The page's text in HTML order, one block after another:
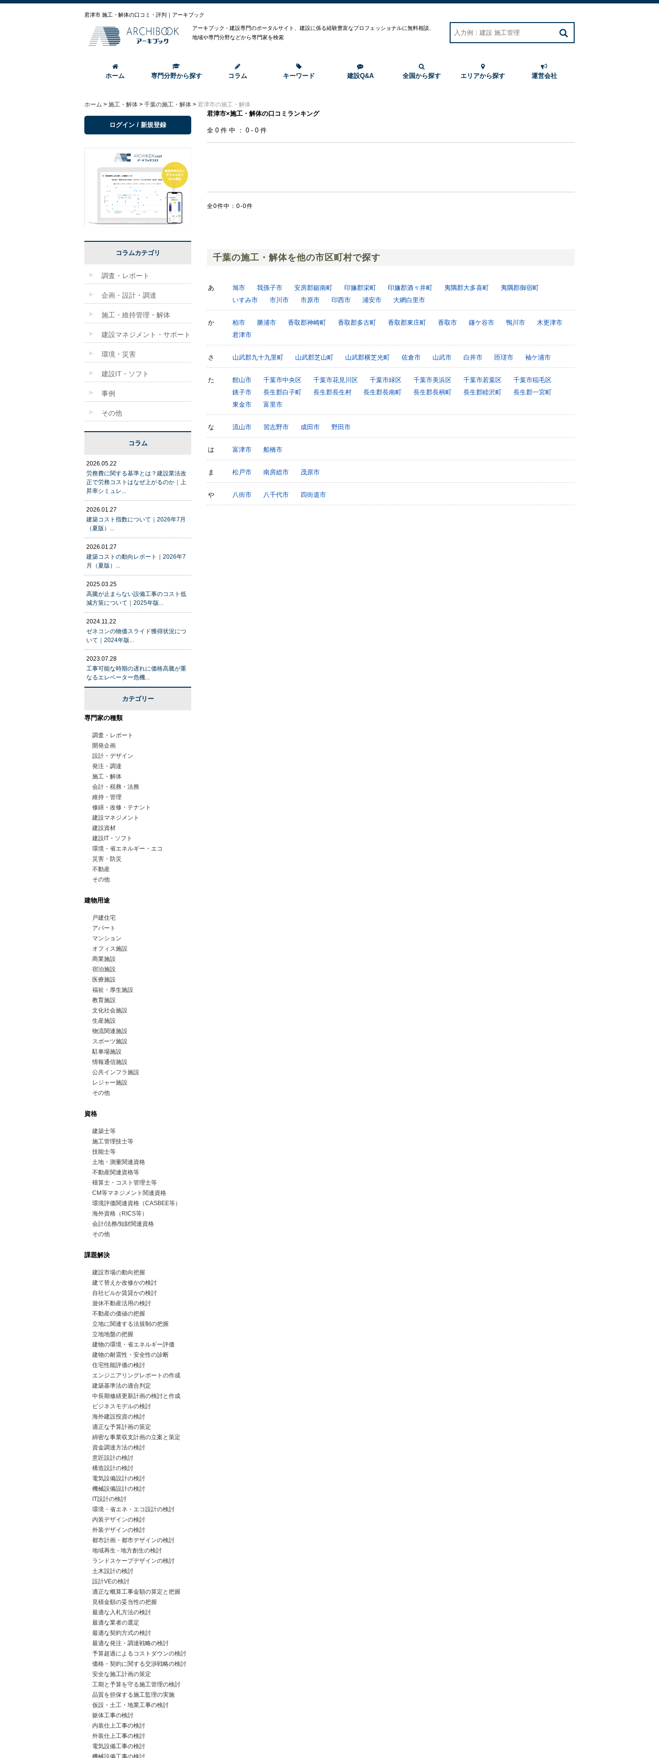
君津市 施工・解体の口コミ・評判｜アーキブック
アーキブック - 建設専門のポータルサイト、建設に係る経験豊富なプロフェッショナルに無料相談、
地域や専門分野などから専門家を検索
ホーム 専門分野から探す コラム キーワード 建設Q&A 全国から探す エリアから探す 運営会社
ホーム > 施工・解体 > 千葉の施工・解体 > 君津市の施工・解体
君津市×施工・解体の口コミランキング
全0件中：0-0件
全0件中：0-0件
千葉の施工・解体を他の市区町村で探す
あ 旭市 我孫子市 安房郡鋸南町 印旛郡栄町 印旛郡酒々井町 夷隅郡大多喜町
夷隅郡御宿町
いすみ市
市川市 市原市 印西市 浦安市 大網白里市
か 柏市 勝浦市 香取郡神崎町 香取郡多古町 香取郡東庄町 香取市 鎌ケ谷市 鴨川市
木更津市
君津市
さ 山武郡九十九里町 山武郡芝山町 山武郡横芝光町 佐倉市 山武市 白井市 匝瑳市 袖ケ浦市
た 館山市 千葉市中央区 千葉市花見川区 千葉市緑区 千葉市美浜区 千葉市若葉区
千葉市稲毛区
銚子市
長生郡白子町 長生郡長生村 長生郡長南町 長生郡長柄町 長生郡睦沢町
長生郡一宮町
東金市
富里市
な 流山市 習志野市 成田市 野田市
は 富津市 船橋市
ま 松戸市 南房総市 茂原市
や 八街市 八千代市 四街道市
ログイン / 新規登録
コラムカテゴリ
調査・レポート
企画・設計・調達
施工・維持管理・解体
建設マネジメント・サポート
環境・災害
建設IT・ソフト
事例
その他
コラム
2026.05.22
労務費に関する基準とは？建設業法改
正で労務コストはなぜ上がるのか｜上
昇率シミュレ...
2026.01.27
建築コスト指数について｜2026年7月
（夏版）...
2026.01.27
建築コストの動向レポート｜2026年7
月（夏版）...
2025.03.25
高騰が止まらない設備工事のコスト低
減方策について｜2025年版...
2024.11.22
ゼネコンの物価スライド獲得状況につ
いて｜2024年版...
2023.07.28
工事可能な時期の遅れに価格高騰が重
なるエレベーター危機...
カテゴリー
専門家の種類
・ 調査・レポート
・ 開発企画
・ 設計・デザイン
・ 発注・調達
・ 施工・解体
・ 会計・税務・法務
・ 維持・管理
・ 修繕・改修・テナント
・ 建設マネジメント
・ 建設資材
・ 建設IT・ソフト
・ 環境・省エネルギー・エコ
・ 災害・防災
・ 不動産
・ その他
建物用途
・ 戸建住宅
・ アパート
・ マンション
・ オフィス施設
・ 商業施設
・ 宿泊施設
・ 医療施設
・ 福祉・厚生施設
・ 教育施設
・ 文化社会施設
・ 生産施設
・ 物流関連施設
・ スポーツ施設
・駐車場施設
・情報通信施設
・ 公共インフラ施設
・ レジャー施設
・ その他
資格
・ 建築士等
・ 施工管理技士等
・ 技能士等
・ 土地・測量関連資格
・ 不動産関連資格等
・ 積算士・コスト管理士等
・ CM等マネジメント関連資格
・ 環境評価関連資格（CASBEE等）
・ 海外資格（RICS等）
・ 会計/法務/知財関連資格
・ その他
課題解決
・ 建設市場の動向把握
・ 建て替えか改修かの検討
・ 自社ビルか賃貸かの検討
・ 遊休不動産活用の検討
・ 不動産の価値の把握
・ 立地に関連する法規制の把握
・ 立地地盤の把握
・ 建物の環境・省エネルギー評価
・ 建物の耐震性・安全性の診断
・ 住宅性能評価の検討
・ エンジニアリングレポートの作成
・ 建築基準法の適合判定
・ 中長期修繕更新計画の検討と作成
・ ビジネスモデルの検討
・ 海外建設投資の検討
・ 適正な予算計画の策定
・ 綿密な事業収支計画の立案と策定
・ 資金調達方法の検討
・ 意匠設計の検討
・ 構造設計の検討
・ 電気設備設計の検討
・ 機械設備設計の検討
・ IT設計の検討
・ 環境・省エネ・エコ設計の検討
・ 内装デザインの検討
・ 外装デザインの検討
・ 都市計画・都市デザインの検討
・ 地域再生 - 地方創生の検討
・ ランドスケープデザインの検討
・ 土木設計の検討
・ 設計VEの検討
・ 適正な概算工事金額の算定と把握
・ 見積金額の妥当性の把握
・ 最適な入札方法の検討
・ 最適な業者の選定
・ 最適な契約方式の検討
・ 最適な発注・調達戦略の検討
・ 予算超過によるコストダウンの検討
・ 価格・契約に関する交渉戦略の検討
・ 安全な施工計画の策定
・ 工期と予算を守る施工管理の検討
・ 品質を担保する施工監理の実施
・ 仮設・土工・地業工事の検討
・ 躯体工事の検討
・ 内装仕上工事の検討
・ 外装仕上工事の検討
・ 電気設備工事の検討
・ 機械設備工事の検討